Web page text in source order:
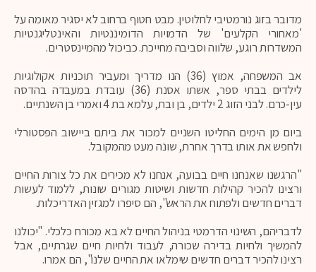
מדובר בזוג נורמטיבי לחלוטין. מבט חטוף ברחוב לא יסגיר מאומה על
'מאחורי הקלעים' של הדמויות הדומיננטיות והאינטליגנטיות
המשדרות רוגע, שלווה וסביבה מחייכת. כביכול מהמיינסטרים.
אב המשפחה, אמוץ (36) הנו מדריך ומעביר תוכניות אקולוגיות
לילדים בבתי ספר, אשתו אסנת (36) עובדת במעבדה בהדסה
עין-כרם. לבני הזוג 2 ילדים, בן ובת, עלמא בת 4 ואמרי בן השנתיים.
ביום מן הימים החליטו השניים למכור את ביתם ביישוב הפסטורלי
ולחפש את אותו בדרך אחרת, שונה מעט מהמקובל.
"הרגשנו שאנחנו חיים בבועה, אנחנו לא מכירים את כל צורות החיים
ורצינו להכיר קהילות חדשות ושיטות מגורים שונות, ללמוד לעשות
דברים חדשים ולפתוח את הראש", הם סיפרו למגזין האדריכלות.
לדבריהם, השינוי הדרמטי בניהול החיים לא בא מכורח כלכלי. "יכולנו
להמשיך ולחיות בדירה שכורה, לעבוד ולחיות חיים שגרתיים, אבל
רצינו להכיר דברים חדשים שימלאו את החיים שלנו", הם אמרו.